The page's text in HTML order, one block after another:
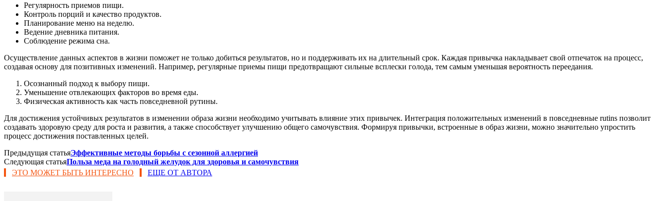
Регулярность приемов пищи.
Контроль порций и качество продуктов.
Планирование меню на неделю.
Ведение дневника питания.
Соблюдение режима сна.
Осуществление данных аспектов в жизни поможет не только добиться результатов, но и поддерживать их на длительный срок. Каждая привычка накладывает свой отпечаток на процесс,
создавая основу для позитивных изменений. Например, регулярные приемы пищи предотвращают сильные всплески голода, тем самым уменьшая вероятность переедания.
Осознанный подход к выбору пищи.
Уменьшение отвлекающих факторов во время еды.
Физическая активность как часть повседневной рутины.
Для достижения устойчивых результатов в изменении образа жизни необходимо учитывать влияние этих привычек. Интеграция положительных изменений в повседневные rutins позволит
создавать здоровую среду для роста и развития, а также способствует улучшению общего самочувствия. Формируя привычки, встроенные в образ жизни, можно значительно упростить
процесс достижения поставленных целей.
Предыдущая статьяЭффективные методы борьбы с сезонной аллергией
Следующая статьяПольза меда на голодный желудок для здоровья и самочувствия
ЭТО МОЖЕТ БЫТЬ ИНТЕРЕСНО
ЕЩЕ ОТ АВТОРА